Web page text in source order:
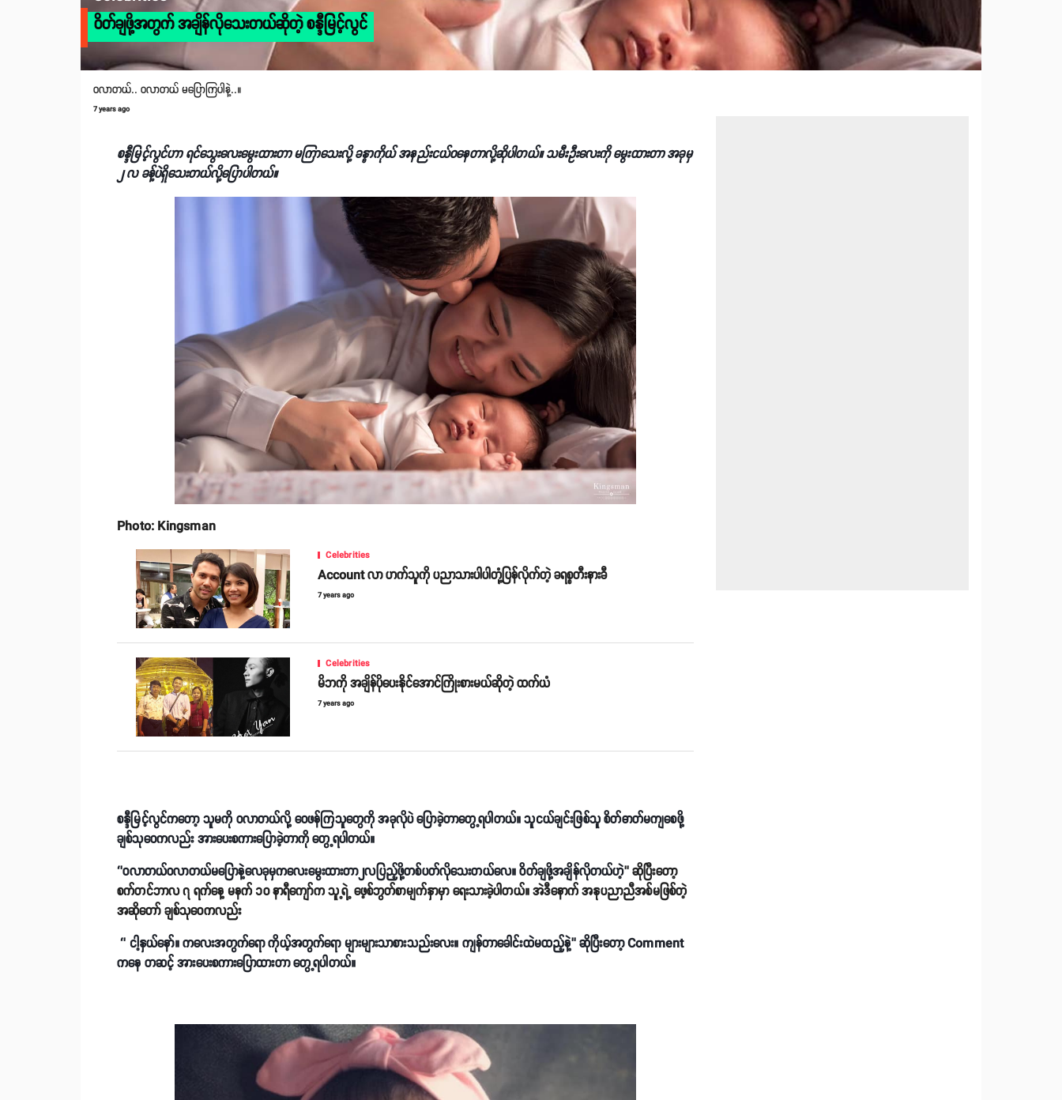
ဝိတ်ချဖို့အတွက် အချိန်လိုသေးတယ်ဆိုတဲ့ စန္ဒီမြင့်လွင်
ဝလာတယ်.. ဝလာတယ် မပြောကြပါနဲ့..။
7 years ago
စန္ဒီမြင့်လွင်ဟာ ရင်သွေးလေးမွေးထားတာ မကြာသေးလို့ ခန္ဓာကိုယ် အနည်းငယ်ဝနေတာလို့ဆိုပါတယ်။ သမီးဦးလေးကို မွေးထားတာ အခုမှ
၂ လ ခန့်ပဲရှိသေးတယ်လို့ပြောပါတယ်။
Photo: Kingsman
Celebrities
Account လာ ဟက်သူကို ပညာသားပါပါတုံ့ပြန်လိုက်တဲ့ ခရစ္စတီးနားခီ
7 years ago
Celebrities
မိဘကို အချိန်ပိုပေးနိုင်အောင်ကြိုးစားမယ်ဆိုတဲ့ ထက်ယံ
7 years ago
စန္ဒီမြင့်လွင်ကတော့ သူမကို ဝလာတယ်လို့ ဝေဖန်ကြသူတွေကို အခုလိုပဲ ပြောခဲ့တာတွေ့ရပါတယ်။ သူငယ်ချင်းဖြစ်သူ စိတ်ဓာတ်မကျစေဖို့
ချစ်သုဝေကလည်း အားပေးစကားပြောခဲ့တာကို တွေ့ရပါတယ်။
‘’ဝလာတယ်ဝလာတယ်မပြောနဲ့လေခုမှကလေးမွေးထားတာ၂လပြည့်ဖို့တစ်ပတ်လိုသေးတယ်လေ။ ဝိတ်ချဖို့အချိန်လိုတယ်ဟဲ့’’ ဆိုပြီးတော့
စက်တင်ဘာလ ၇ ရက်နေ့ မနက် ၁၀ နာရီကျော်က သူ့ရဲ့ ဖေ့စ်ဘွတ်စာမျက်နှာမှာ ရေးသားခဲ့ပါတယ်။ အဲဒီနောက် အနုပညာညီအစ်မဖြစ်တဲ့
အဆိုတော် ချစ်သုဝေကလည်း
‘’ ငါ့နှယ်နော်။ ကလေးအတွက်ရော ကိုယ့်အတွက်ရော များများသာစားသည်းလေး။ ကျန်တာခေါင်းထဲမထည့်နဲ့’’ ဆိုပြီးတော့ Comment
ကနေ တဆင့် အားပေးစကားပြောထားတာ တွေ့ရပါတယ်။